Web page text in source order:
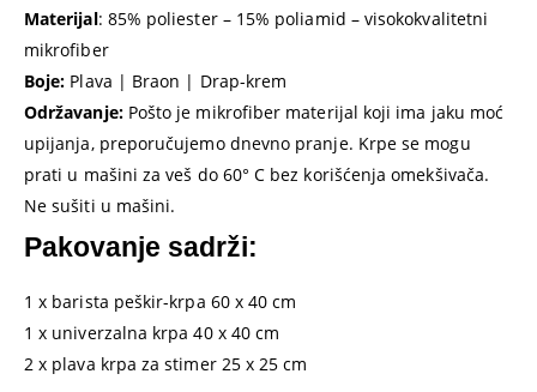
Materijal: 85% poliester – 15% poliamid – visokokvalitetni
mikrofiber
Boje: Plava | Braon | Drap-krem
Održavanje:Pošto je mikrofiber materijal koji ima jaku moć
upijanja, preporučujemo dnevno pranje. Krpe se mogu
prati u mašini za veš do 60° C bez korišćenja omekšivača.
Ne sušiti u mašini.
Pakovanje sadrži:
1 x barista peškir-krpa 60 x 40 cm
1 x univerzalna krpa 40 x 40 cm
2 x plava krpa za stimer 25 x 25 cm